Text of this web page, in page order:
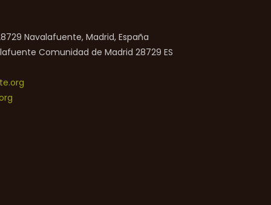
Navalafuente, Madrid, España
Comunidad de Madrid 28729 ES